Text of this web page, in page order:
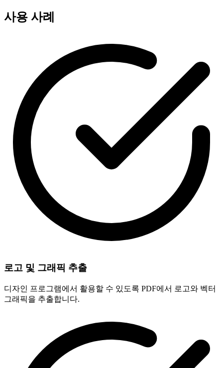
사용 사례
로고 및 그래픽 추출
디자인 프로그램에서 활용할 수 있도록 PDF에서 로고와 벡터
그래픽을 추출합니다.